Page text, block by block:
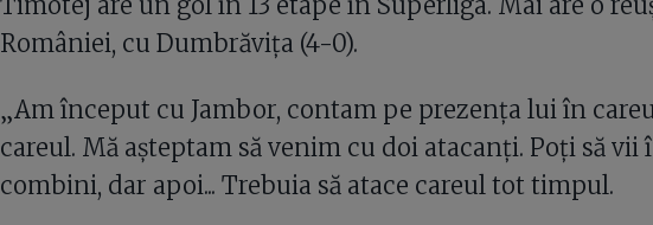
Timotej are un gol în 13 etape în Superliga. Mai are o
României, cu Dumbrăvița (4-0).
„Am început cu Jambor, contam pe prezența lui în
careul. Mă așteptam să venim cu doi atacanți. Poți să vii
combini, dar apoi... Trebuia să atace careul tot timpul.